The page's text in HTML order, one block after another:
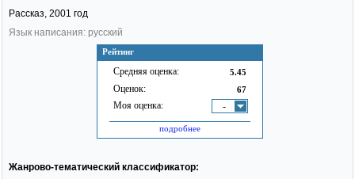
Рейтинг
Средняя оценка: 5.45
Оценок: 67
Моя оценка: -
подробнее
Рассказ, 2001 год
Язык написания: русский
Жанрово-тематический классификатор: